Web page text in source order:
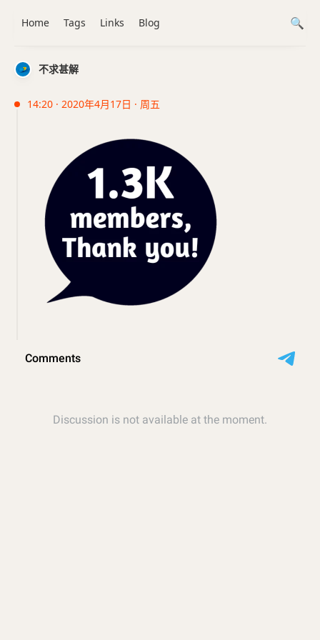
不求甚解
14:20 · 2020年4月17日 · 周五
Home Tags Links Blog